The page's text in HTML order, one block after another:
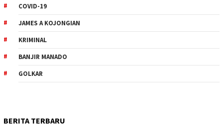
COVID-19
JAMES A KOJONGIAN
KRIMINAL
BANJIR MANADO
GOLKAR
BERITA TERBARU